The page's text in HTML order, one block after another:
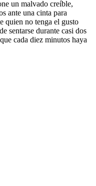
un malvado creíble,
ante una cinta para
quien no tenga el gusto
sentarse durante casi dos
cada diez minutos haya